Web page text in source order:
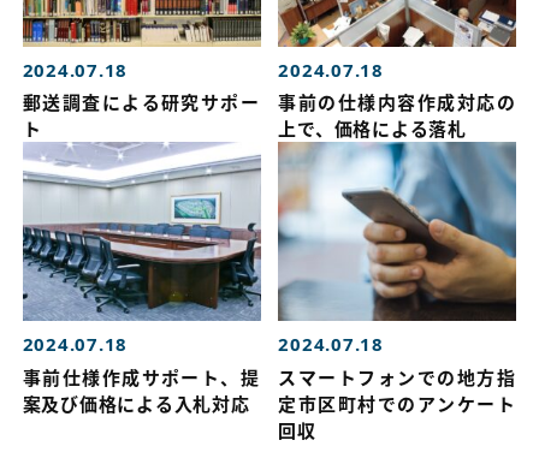
2024.07.18
郵送調査による研究サポー
ト
2024.07.18
事前の仕様内容作成対応の
上で、価格による落札
2024.07.18
事前仕様作成サポート、提
案及び価格による入札対応
2024.07.18
スマートフォンでの地方指
定市区町村でのアンケート
回収